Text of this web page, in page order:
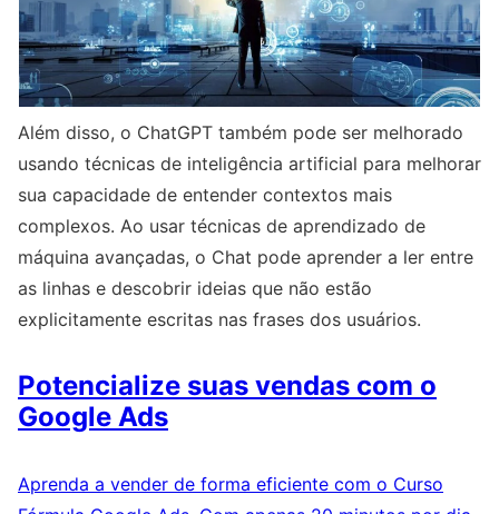
Além disso, o ChatGPT também pode ser melhorado
usando técnicas de inteligência artificial para melhorar
sua capacidade de entender contextos mais
complexos. Ao usar técnicas de aprendizado de
máquina avançadas, o Chat pode aprender a ler entre
as linhas e descobrir ideias que não estão
explicitamente escritas nas frases dos usuários.
Potencialize suas vendas com o
Google Ads
Aprenda a vender de forma eficiente com o Curso